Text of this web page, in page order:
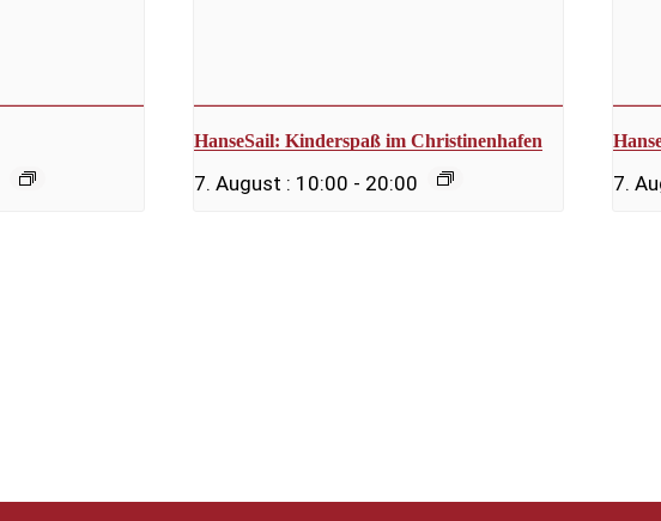
HanseSail: Kinderspaß im Christinenhafen
7. August : 10:00 - 20:00 7.